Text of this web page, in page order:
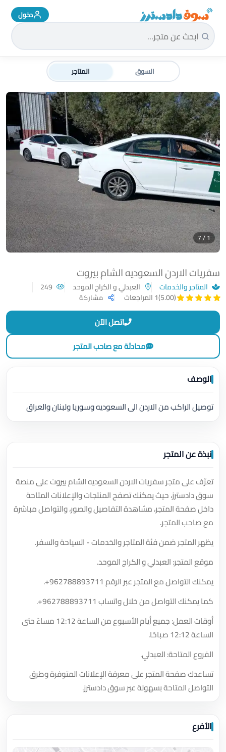
سوق دادسترز الرئيسية دخول
السوق المتاجر
سفريات الاردن السعوديه الشام بيروت
المتاجر والخدمات العبدلي و الكراج الموحد
(5.00)
1 المراجعات مشاركة
1 / 7
اتصل الآن
محادثة مع صاحب المتجر
الوصف
توصيل الراكب من الاردن الى السعوديه وسوريا ولبنان والعراق
نبذة عن المتجر
تعرّف على متجر سفريات الاردن السعوديه الشام بيروت على منصة
سوق دادسترز، حيث يمكنك تصفح المنتجات والإعلانات المتاحة
داخل صفحة المتجر، مشاهدة التفاصيل والصور، والتواصل مباشرة
مع صاحب المتجر.
يظهر المتجر ضمن فئة المتاجر والخدمات - السياحة والسفر.
موقع المتجر: العبدلي و الكراج الموحد.
يمكنك التواصل مع المتجر عبر الرقم +962788893711
.
كما يمكنك التواصل من خلال واتساب +962788893711
.
أوقات العمل: جميع أيام الأسبوع من الساعة 12:12 مساءً حتى
الساعة 12:12 صباحًا.
الفروع المتاحة: العبدلي.
تساعدك صفحة المتجر على معرفة الإعلانات المتوفرة وطرق
التواصل المتاحة بسهولة عبر سوق دادسترز.
الأفرع